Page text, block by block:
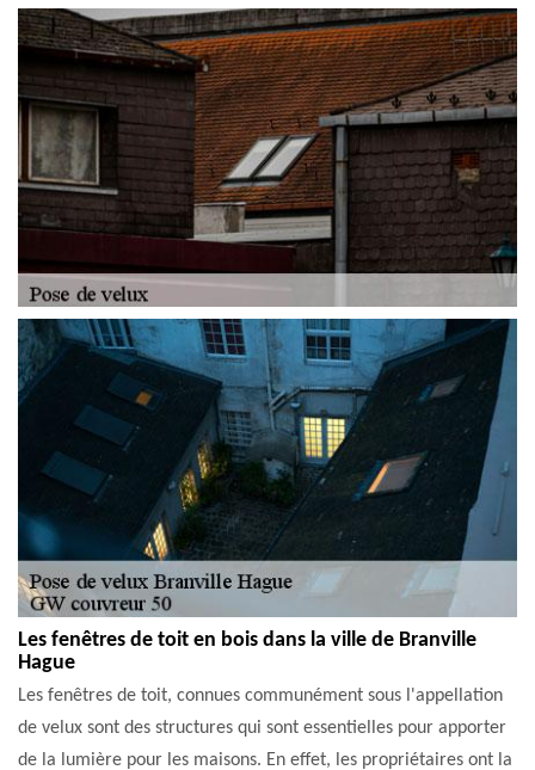
Les fenêtres de toit en bois dans la ville de Branville
Hague
Les fenêtres de toit, connues communément sous l'appellation
de velux sont des structures qui sont essentielles pour apporter
de la lumière pour les maisons. En effet, les propriétaires ont la